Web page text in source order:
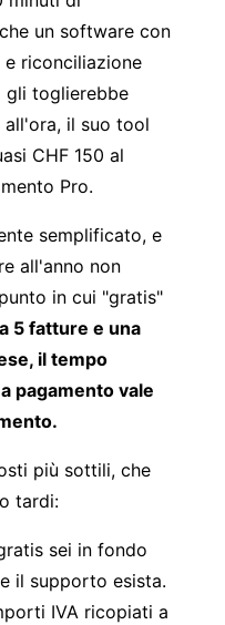
un software con
e riconciliazione
gli toglierebbe
all'ora, il suo tool
CHF 150 al
Pro.
semplificato, e
all'anno non
in cui "gratis"
5 fatture e una
il tempo
pagamento vale
più sottili, che
tardi:
sei in fondo
il supporto esista.
IVA ricopiati a